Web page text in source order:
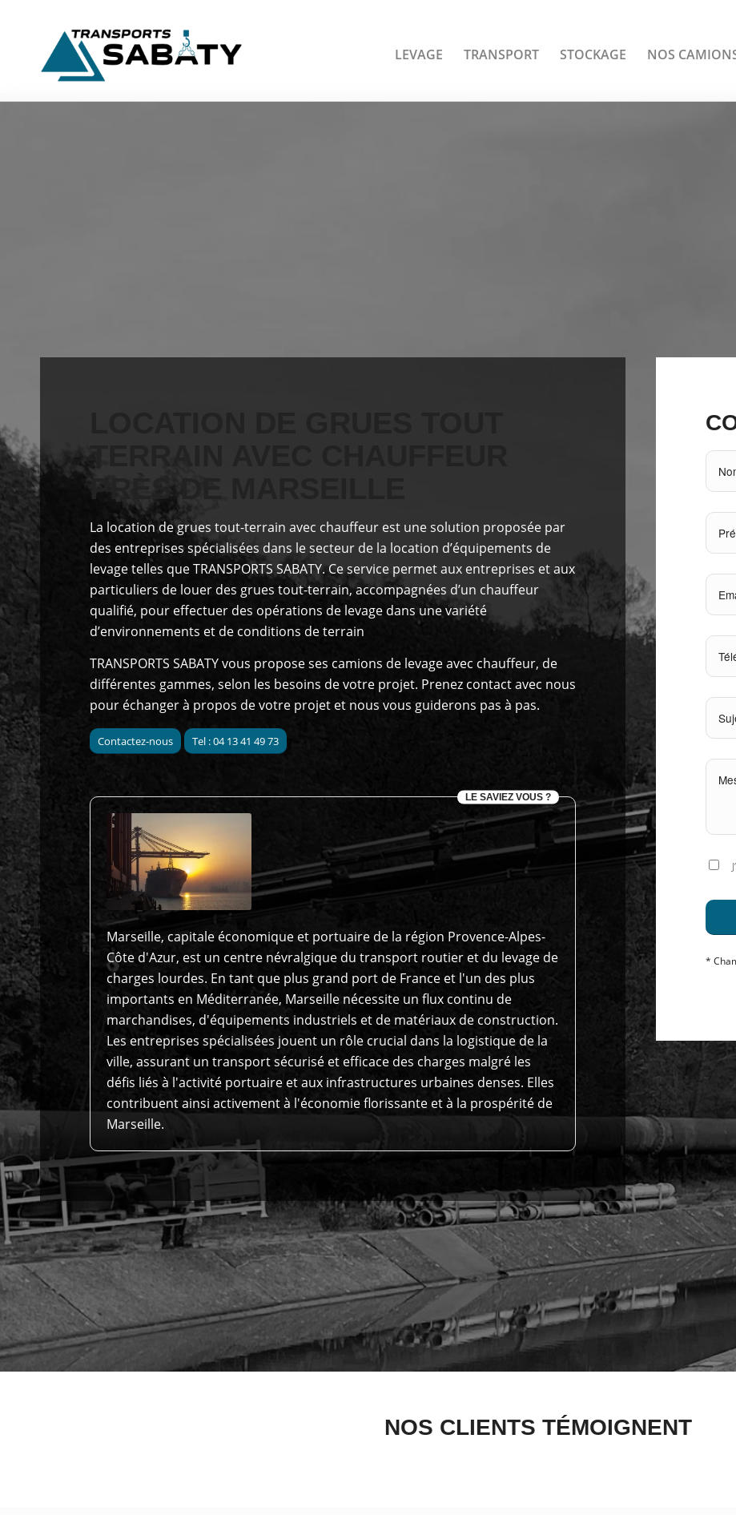
LEVAGE TRANSPORT STOCKAGE NOS
TERRAIN AVEC CHAUFFEUR
PRÈS DE MARSEILLE
La location de grues tout-terrain avec chauffeur est une solution proposée par
des entreprises spécialisées dans le secteur de la location d’équipements de
levagetelles que TRANSPORTS SABATY. Ce service permet aux entreprises et aux
particuliers de louer des grues tout-terrain, accompagnées d’un chauffeur
qualifié, pour effectuer des opérations de levage dans une variété
d’environnements et de conditions de terrain
TRANSPORTS SABATYvous proposeses camions de levage avec chauffeur, de
différentes gammes, selon les besoins de votre projet. Prenez contact avec nous
pour échanger à propos de votre projet et nous vous guiderons pas à pas.
Contactez-nous Tel : 04 13 41 49 73
LE SAVIEZ VOUS ?
Marseille, capitale économique et portuaire de la région Provence-Alpes-
Côte d'Azur, est un centre névralgique du transport routier et du levage de
charges lourdes. En tant que plus grand port de France et l'un des plus
importants en Méditerranée, Marseille nécessite un flux continu de
marchandises, d'équipements industriels et de matériaux de construction.
Les entreprises spécialisées jouent un rôle crucial dans la logistique de la
ville, assurant un transport sécurisé et efficace des charges malgré les
défis liés à l'activité portuaire et aux infrastructures urbaines denses. Elles
contribuent ainsi activement à l'économie florissante et à la prospérité de
Marseille.
*
NOS CLIENTS TÉMOIGNENT